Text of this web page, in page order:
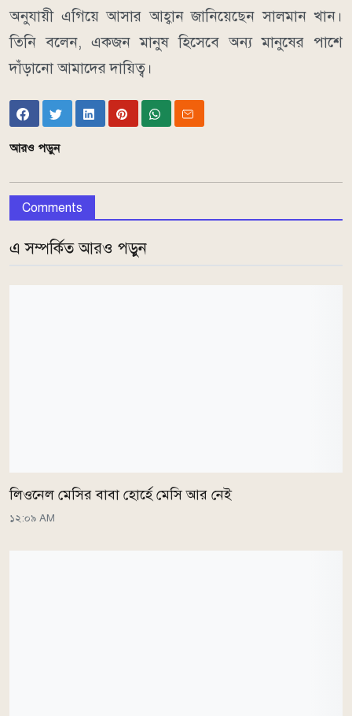
অনুযায়ী এগিয়ে আসার আহ্বান জানিয়েছেন সালমান খান।
তিনি বলেন, একজন মানুষ হিসেবে অন্য মানুষের পাশে
দাঁড়ানো আমাদের দায়িত্ব।
আরও পড়ুন
Comments
এ সম্পর্কিত আরও পড়ুন
লিওনেল মেসির বাবা হোর্হে মেসি আর নেই
১২:০৯ AM